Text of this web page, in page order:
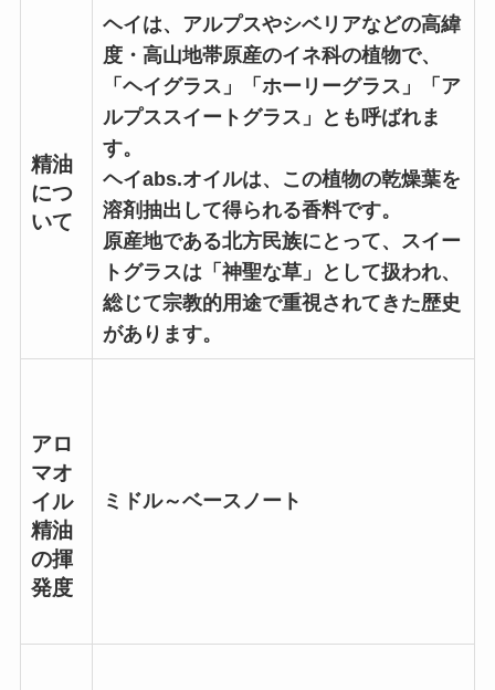
精油
につ
いて
ヘイは、アルプスやシベリアなどの高緯
度・高山地帯原産のイネ科の植物で、
「ヘイグラス」「ホーリーグラス」「ア
ルプススイートグラス」とも呼ばれま
す。
ヘイabs.オイルは、この植物の乾燥葉を
溶剤抽出して得られる香料です。
原産地である北方民族にとって、スイー
トグラスは「神聖な草」として扱われ、
総じて宗教的用途で重視されてきた歴史
があります。
アロ
マオ
イル
精油
の揮
発度
ミドル～ベースノート